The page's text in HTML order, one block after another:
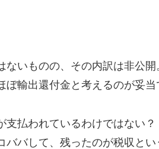
いものの、その内訳は非公開
輸出還付金と考えるのが妥当
支払われているわけではない？
バして、残ったのが税収とい